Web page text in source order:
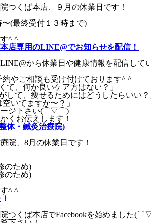
つくば本店、９月の休業日です！
〜(最終受付１３時まで)
^ ^
店専用のLINE@でお知らせを配信！
から休業日や健康情報を配信して
約やご相談も受け付けております^ ^
て、何か良いケア方はない？」
して、痩せるためにはどうしたらいい？
いてますか〜？」
ージ下さい(⌒▽⌒)
くお伝えします！
体・鍼灸治療院)
院、8月の休業日です！
のため)
のため)
^ ^
院つくば本店でFacebookを始めました